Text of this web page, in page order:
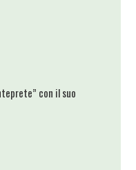
con il suo